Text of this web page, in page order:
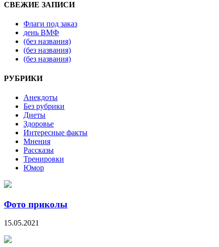
СВЕЖИЕ ЗАПИСИ
Флаги под заказ
день ВМФ
(без названия)
(без названия)
(без названия)
РУБРИКИ
Анекдоты
Без рубрики
Диеты
Здоровье
Интересные факты
Мнения
Рассказы
Тренировки
Юмор
Фото приколы
15.05.2021